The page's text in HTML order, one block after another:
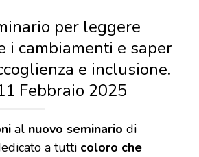
per leggere
i cambiamenti e saper
e inclusione.
Febbraio 2025
al nuovo seminario di
a tutti coloro che